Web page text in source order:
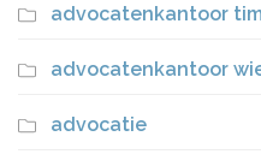
advocatenkantoor
advocatenkantoor
advocatie